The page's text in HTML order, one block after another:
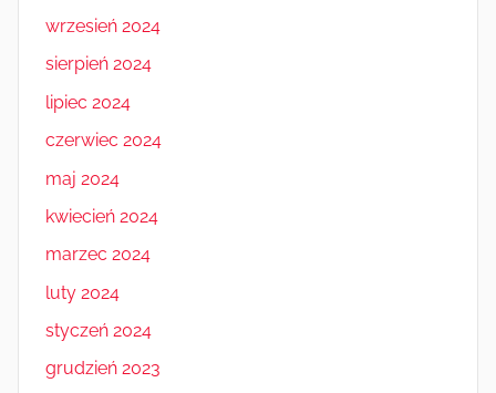
wrzesień 2024
sierpień 2024
lipiec 2024
czerwiec 2024
maj 2024
kwiecień 2024
marzec 2024
luty 2024
styczeń 2024
grudzień 2023